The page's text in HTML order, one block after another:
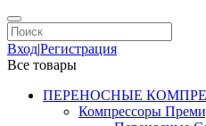
Вход|Регистрация
Все товары
ПЕРЕНОСНЫЕ
Компрессоры